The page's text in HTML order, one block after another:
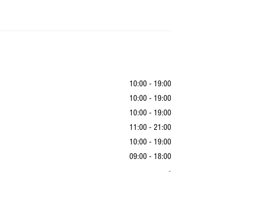
10:00 - 19:00
10:00 - 19:00
10:00 - 19:00
11:00 - 21:00
10:00 - 19:00
09:00 - 18:00
-